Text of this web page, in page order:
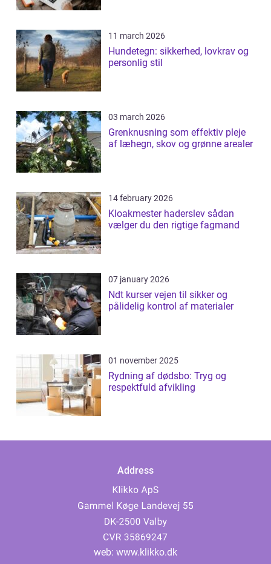
11 march 2026
Hundetegn: sikkerhed, lovkrav og
personlig stil
03 march 2026
Grenknusning som effektiv pleje
af læhegn, skov og grønne arealer
14 february 2026
Kloakmester haderslev sådan
vælger du den rigtige fagmand
07 january 2026
Ndt kurser vejen til sikker og
pålidelig kontrol af materialer
01 november 2025
Rydning af dødsbo: Tryg og
respektfuld afvikling
Address
web: www.klikko.dk